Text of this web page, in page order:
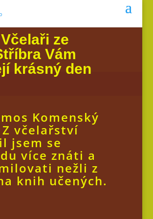
Včelaři ze
Vám
krásný den
Komenský
včelařství
jsem se
více znáti a
nežli z
knih učených.